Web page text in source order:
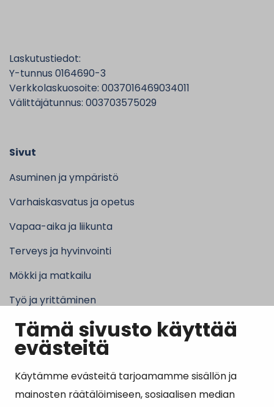
Tämä sivusto käyttää
evästeitä
Käytämme evästeitä tarjoamamme sisällön ja
mainosten räätälöimiseen, sosiaalisen median
Laskutustiedot:
Y-tunnus 0164690-3
Verkkolaskuosoite: 0037016469034011
Välittäjätunnus: 003703575029
Sivut
Asuminen ja ympäristö
Varhaiskasvatus ja opetus
Vapaa-aika ja liikunta
Terveys ja hyvinvointi
Mökki ja matkailu
Työ ja yrittäminen
Kunta ja hallinto
Suosituimmat sivut